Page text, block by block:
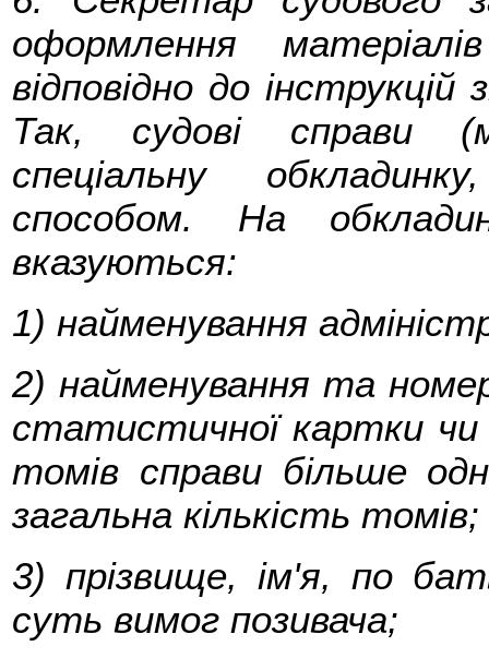
оформлення
відповідно до
Так, судові справи
спеціальну
способом. На
вказуються:
1) найменування
2) найменування та номер
статистичної картки чи
томів справи більше
загальна кількість томів;
3) прізвище, ім'я, по
суть вимог позивача;